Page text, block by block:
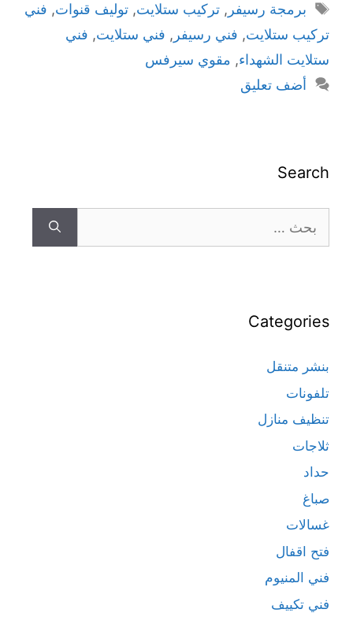
برمجة رسيفر , تركيب ستلايت, توليف قنوات, فني
تركيب ستلايت, فني رسيفر , فني ستلايت, فني
ستلايت الشهداء, مقوي سيرفس
أضف تعليق
Search
Categories
بنشر متنقل
تلفونات
تنظيف منازل
ثلاجات
حداد
صباغ
غسالات
فتح اقفال
فني المنيوم
فني تكييف